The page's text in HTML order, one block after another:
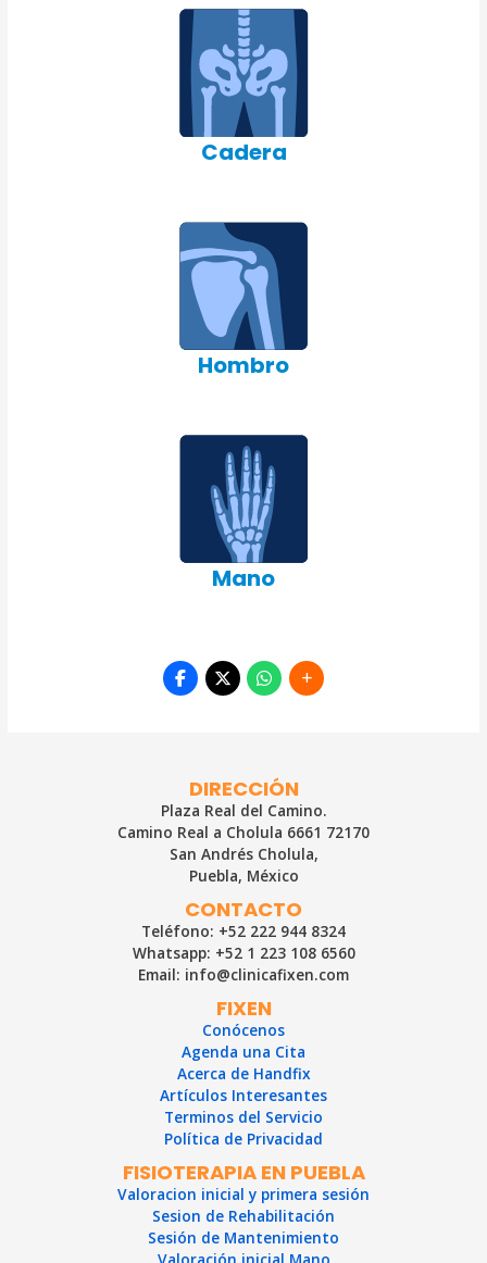
Cadera
Hombro
Mano
DIRECCIÓN
Plaza Real del Camino.
Camino Real a Cholula 6661 72170
San Andrés Cholula,
Puebla, México
CONTACTO
Teléfono: +52 222 944 8324
Whatsapp: +52 1 223 108 6560
Email: info@clinicafixen.com
FIXEN
Conócenos
Agenda una Cita
Acerca de Handfix
Artículos Interesantes
Terminos del Servicio
Política de Privacidad
FISIOTERAPIA EN PUEBLA
Valoracion inicial y primera sesión
Sesion de Rehabilitación
Sesión de Mantenimiento